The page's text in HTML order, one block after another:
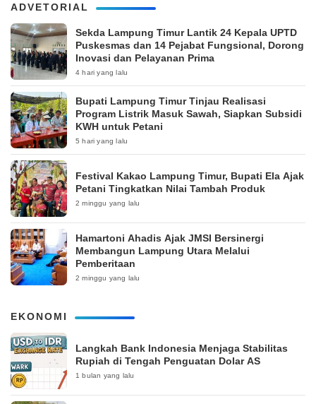
ADVETORIAL
‎Sekda Lampung Timur Lantik 24 Kepala UPTD
Puskesmas dan 14 Pejabat Fungsional, Dorong
Inovasi dan Pelayanan Prima
4 hari yang lalu
Bupati Lampung Timur Tinjau Realisasi
Program Listrik Masuk Sawah, Siapkan Subsidi
KWH untuk Petani
5 hari yang lalu
‎Festival Kakao Lampung Timur, Bupati Ela Ajak
Petani Tingkatkan Nilai Tambah Produk
2 minggu yang lalu
Hamartoni Ahadis Ajak JMSI Bersinergi
Membangun Lampung Utara Melalui
Pemberitaan
2 minggu yang lalu
EKONOMI
Langkah Bank Indonesia Menjaga Stabilitas
Rupiah di Tengah Penguatan Dolar AS
1 bulan yang lalu